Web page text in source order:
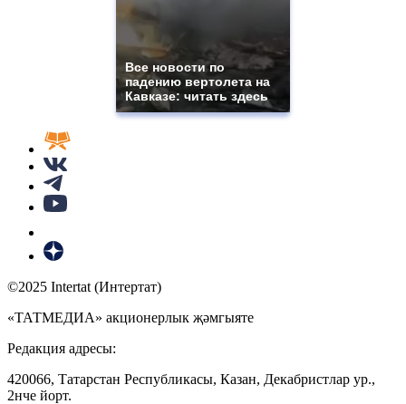
Все новости по
падению вертолета на
Кавказе: читать здесь
©2025 Intertat (Интертат)
«ТАТМЕДИА» акционерлык җәмгыяте
Редакция адресы:
420066, Татарстан Республикасы, Казан, Декабристлар ур.,
2нче йорт.